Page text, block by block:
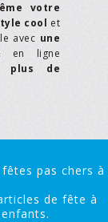
votre
cool et
avec une
en ligne
plus de
pas chers à
de fête à